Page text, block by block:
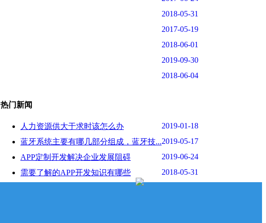
2018-05-31
2017-05-19
2018-06-01
2019-09-30
2018-06-04
热门新闻
人力资源供大于求时该怎么办
2019-01-18
蓝牙系统主要有哪几部分组成，蓝牙技...2019-05-17
APP定制开发解决企业发展阻碍
2019-06-24
需要了解的APP开发知识有哪些
2018-05-31